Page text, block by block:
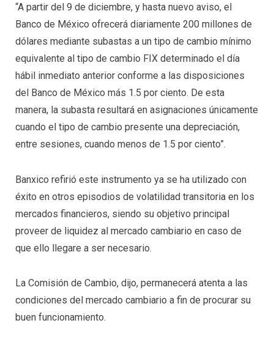
“A partir del 9 de diciembre, y hasta nuevo aviso, el
Banco de México ofrecerá diariamente 200 millones de
dólares mediante subastas a un tipo de cambio mínimo
equivalente al tipo de cambio FIX determinado el día
hábil inmediato anterior conforme a las disposiciones
del Banco de México más 1.5 por ciento. De esta
manera, la subasta resultará en asignaciones únicamente
cuando el tipo de cambio presente una depreciación,
entre sesiones, cuando menos de 1.5 por ciento”.
Banxico refirió este instrumento ya se ha utilizado con
éxito en otros episodios de volatilidad transitoria en los
mercados financieros, siendo su objetivo principal
proveer de liquidez al mercado cambiario en caso de
que ello llegare a ser necesario.
La Comisión de Cambio, dijo, permanecerá atenta a las
condiciones del mercado cambiario a fin de procurar su
buen funcionamiento.